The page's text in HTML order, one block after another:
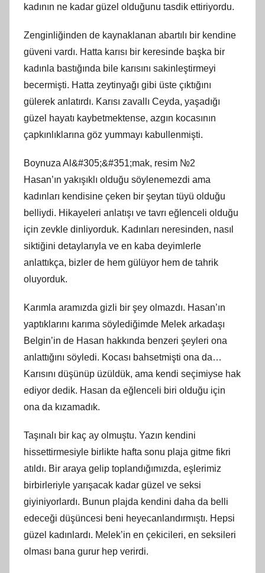
kadının ne kadar güzel olduğunu tasdik ettiriyordu.
Zenginliğinden de kaynaklanan abartılı bir kendine
güveni vardı. Hatta karısı bir keresinde başka bir
kadınla bastığında bile karısını sakinleştirmeyi
becermişti. Hatta zeytinyağı gibi üste çıktığını
gülerek anlatırdı. Karısı zavallı Ceyda, yaşadığı
güzel hayatı kaybetmektense, azgın kocasının
çapkınlıklarına göz yummayı kabullenmişti.
Boynuza Al&#305;&#351;mak, resim №2
Hasan’ın yakışıklı olduğu söylenemezdi ama
kadınları kendisine çeken bir şeytan tüyü olduğu
belliydi. Hikayeleri anlatışı ve tavrı eğlenceli olduğu
için zevkle dinliyorduk. Kadınları neresinden, nasıl
siktiğini detaylarıyla ve en kaba deyimlerle
anlattıkça, bizler de hem gülüyor hem de tahrik
oluyorduk.
Karımla aramızda gizli bir şey olmazdı. Hasan’ın
yaptıklarını karıma söylediğimde Melek arkadaşı
Belgin’in de Hasan hakkında benzeri şeyleri ona
anlattığını söyledi. Kocası bahsetmişti ona da…
Karısını düşünüp üzüldük, ama kendi seçimiyse hak
ediyor dedik. Hasan da eğlenceli biri olduğu için
ona da kızamadık.
Taşınalı bir kaç ay olmuştu. Yazın kendini
hissettirmesiyle birlikte hafta sonu plaja gitme fikri
atıldı. Bir araya gelip toplandığımızda, eşlerimiz
birbirleriyle yarışacak kadar güzel ve seksi
giyiniyorlardı. Bunun plajda kendini daha da belli
edeceği düşüncesi beni heyecanlandırmıştı. Hepsi
güzel kadınlardı. Melek’in en çekicileri, en seksileri
olması bana gurur hep verirdi.